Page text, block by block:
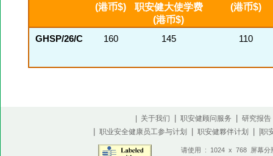
(港币$)
职安健大使学费
(港币$)
(港币$)
GHSP/26/C 160 145 110
| 关于我们 职安健顾问服务 研究报告
职业安全健康员工参与计划 职安健夥伴计划 职
请使用 : 1024 x 768 屏幕分